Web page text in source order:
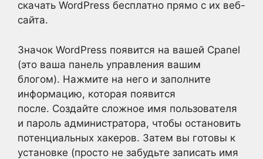
скачать WordPress бесплатно прямо с их веб-
сайта.
Значок WordPress появится на вашей Cpanel
(это ваша панель управления вашим
блогом). Нажмите на него и заполните
информацию, которая появится
после. Создайте сложное имя пользователя
и пароль администратора, чтобы остановить
потенциальных хакеров. Затем вы готовы к
установке (просто не забудьте записать имя